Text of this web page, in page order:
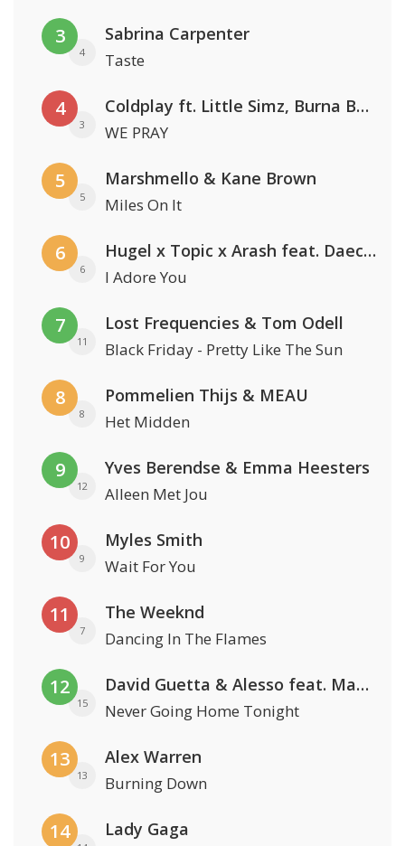
3
4
Sabrina Carpenter
Taste
4
3
Coldplay ft. Little Simz, Burna Boy, Elyanna & Tini
WE PRAY
5
5
Marshmello & Kane Brown
Miles On It
6
6
Hugel x Topic x Arash feat. Daecolm
I Adore You
7
11
Lost Frequencies & Tom Odell
Black Friday - Pretty Like The Sun
8
8
Pommelien Thijs & MEAU
Het Midden
9
12
Yves Berendse & Emma Heesters
Alleen Met Jou
10
9
Myles Smith
Wait For You
11
7
The Weeknd
Dancing In The Flames
12
15
David Guetta & Alesso feat. Madison Love
Never Going Home Tonight
13
13
Alex Warren
Burning Down
14 Lady Gaga